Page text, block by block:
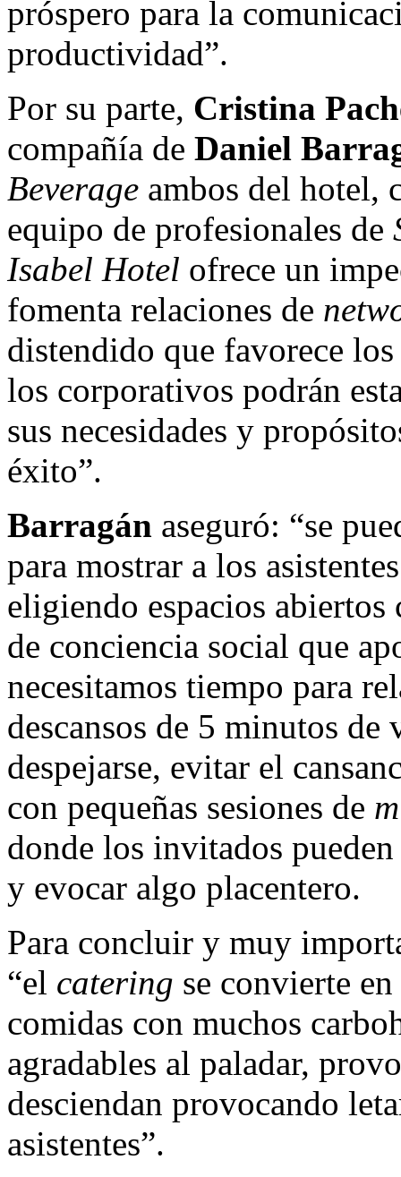
próspero para la
productividad”.
Por su parte, Cristina
compañía de Daniel
Beverage ambos del hotel,
equipo de profesionales de
Isabel Hotel ofrece un
fomenta relaciones de
distendido que favorece
los corporativos podrán
sus necesidades y
éxito”.
Barragán aseguró: “se
para mostrar a los
eligiendo espacios
de conciencia social que
necesitamos tiempo para
descansos de 5 minutos de
despejarse, evitar el
con pequeñas sesiones de
donde los invitados
y evocar algo placentero.
Para concluir y muy
“el catering se convierte
comidas con muchos
agradables al paladar,
desciendan provocando
asistentes”.